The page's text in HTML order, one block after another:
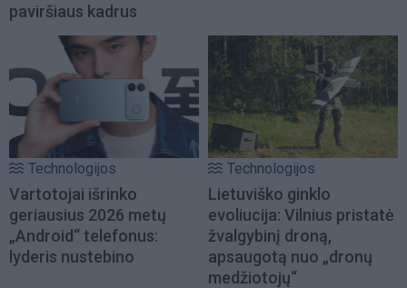
paviršiaus kadrus
Technologijos
Vartotojai išrinko
geriausius 2026 metų
„Android“ telefonus:
lyderis nustebino
Technologijos
Lietuviško ginklo
evoliucija: Vilnius pristatė
žvalgybinį droną,
apsaugotą nuo „dronų
medžiotojų“